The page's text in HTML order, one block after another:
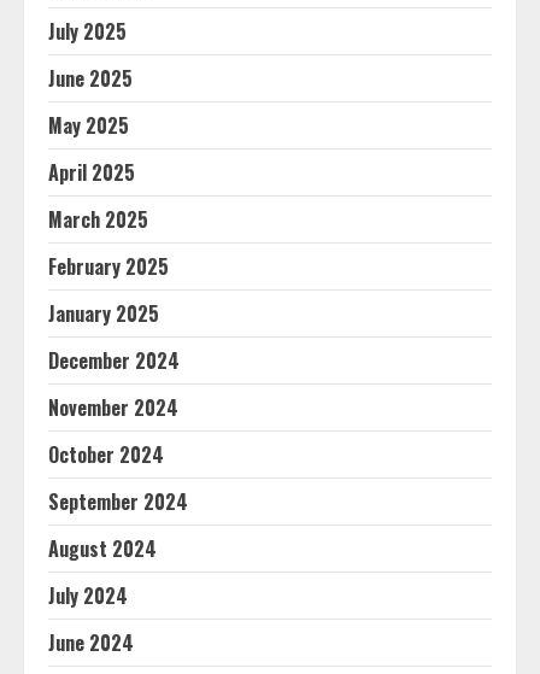
July 2025
June 2025
May 2025
April 2025
March 2025
February 2025
January 2025
December 2024
November 2024
October 2024
September 2024
August 2024
July 2024
June 2024